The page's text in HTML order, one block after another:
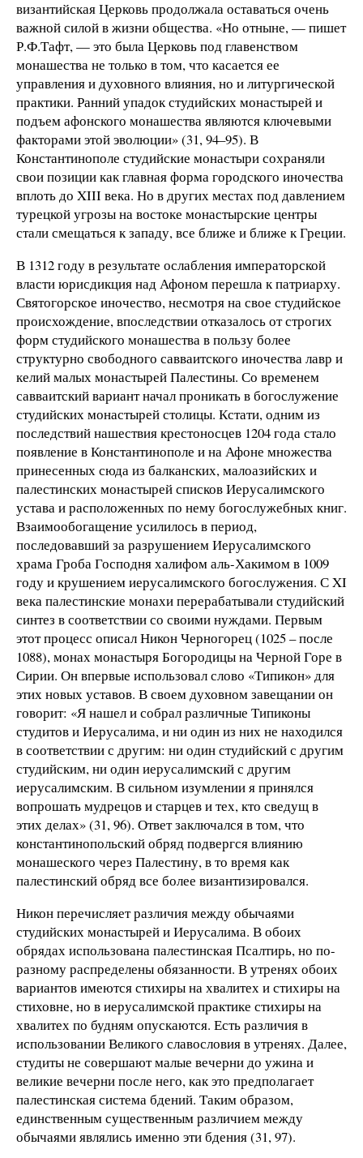
византийская Церковь продолжала оставаться очень
важной силой в жизни общества. «Но отныне, — пишет
Р.Ф.Тафт, — это была Церковь под главенством
монашества не только в том, что касается ее
управления и духовного влияния, но и литургической
практики. Ранний упадок студийских монастырей и
подъем афонского монашества являются ключевыми
факторами этой эволюции» (31, 94–95). В
Константинополе студийские монастыри сохраняли
свои позиции как главная форма городского иночества
вплоть до XIII века. Но в других местах под давлением
турецкой угрозы на востоке монастырские центры
стали смещаться к западу, все ближе и ближе к Греции.
В 1312 году в результате ослабления императорской
власти юрисдикция над Афоном перешла к патриарху.
Святогорское иночество, несмотря на свое студийское
происхождение, впоследствии отказалось от строгих
форм студийского монашества в пользу более
структурно свободного савваитского иночества лавр и
келий малых монастырей Палестины. Со временем
савваитский вариант начал проникать в богослужение
студийских монастырей столицы. Кстати, одним из
последствий нашествия крестоносцев 1204 года стало
появление в Константинополе и на Афоне множества
принесенных сюда из балканских, малоазийских и
палестинских монастырей списков Иерусалимского
устава и расположенных по нему богослужебных книг.
Взаимообогащение усилилось в период,
последовавший за разрушением Иерусалимского
храма Гроба Господня халифом аль-Хакимом в 1009
году и крушением иерусалимского богослужения. С XI
века палестинские монахи перерабатывали студийский
синтез в соответствии со своими нуждами. Первым
этот процесс описал Никон Черногорец (1025 – после
1088), монах монастыря Богородицы на Черной Горе в
Сирии. Он впервые использовал слово «Типикон» для
этих новых уставов. В своем духовном завещании он
говорит: «Я нашел и собрал различные Типиконы
студитов и Иерусалима, и ни один из них не находился
в соответствии с другим: ни один студийский с другим
студийским, ни один иерусалимский с другим
иерусалимским. В сильном изумлении я принялся
вопрошать мудрецов и старцев и тех, кто сведущ в
этих делах» (31, 96). Ответ заключался в том, что
константинопольский обряд подвергся влиянию
монашеского через Палестину, в то время как
палестинский обряд все более византизировался.
Никон перечисляет различия между обычаями
студийских монастырей и Иерусалима. В обоих
обрядах использована палестинская Псалтирь, но по-
разному распределены обязанности. В утренях обоих
вариантов имеются стихиры на хвалитех и стихиры на
стиховне, но в иерусалимской практике стихиры на
хвалитех по будням опускаются. Есть различия в
использовании Великого славословия в утренях. Далее,
студиты не совершают малые вечерни до ужина и
великие вечерни после него, как это предполагает
палестинская система бдений. Таким образом,
единственным существенным различием между
обычаями являлись именно эти бдения (31, 97).